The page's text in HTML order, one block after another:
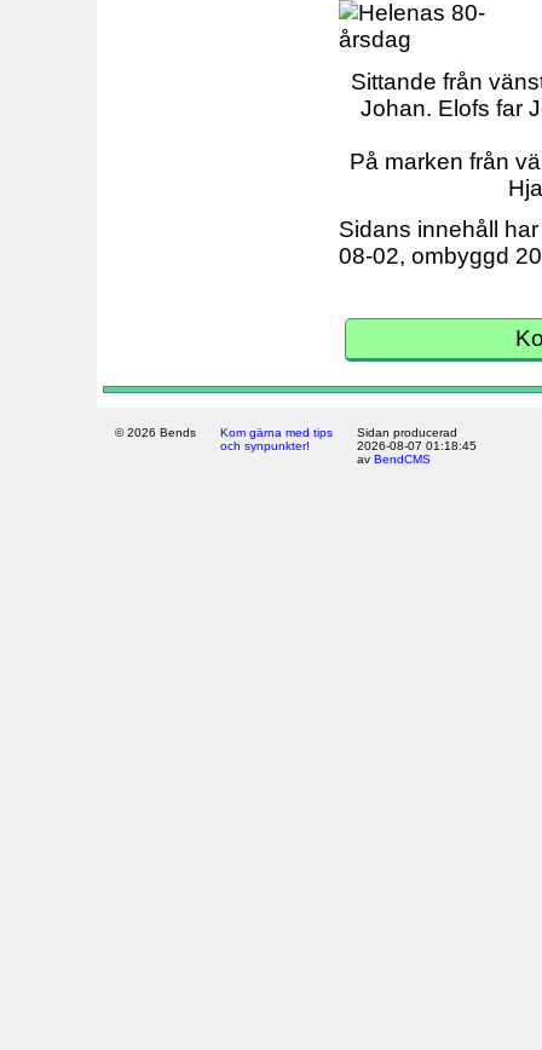
Sittande från
Johan. Elofs far
På marken från
Sidans innehåll
08-02, ombyggd
© 2026 Bends
Kom gärna med tips
och synpunkter!
Sidan producerad
2026-08-07 01:18:45
av BendCMS